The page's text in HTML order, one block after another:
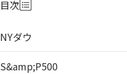
目次
NYダウ
S&amp;P500